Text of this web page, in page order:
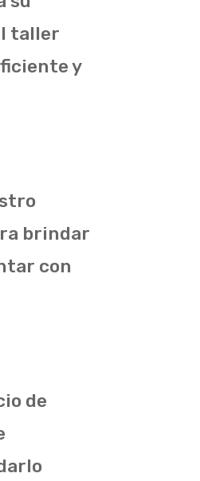
taller
y
brindar
con
de